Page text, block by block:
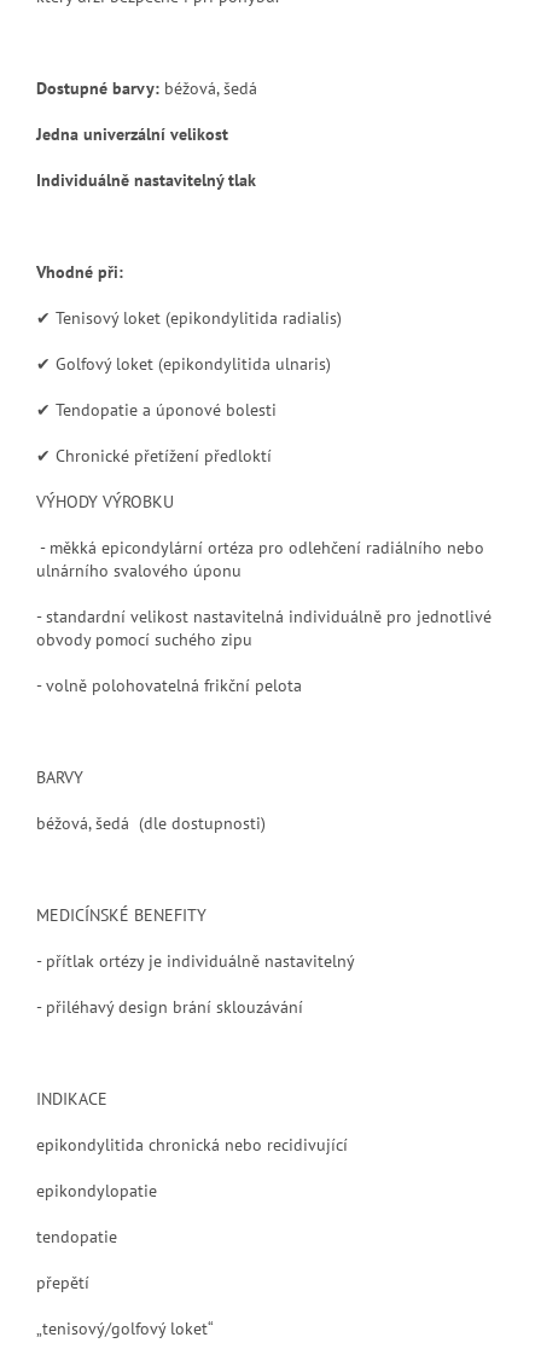
Dostupné barvy: béžová, šedá
Jedna univerzální velikost
Individuálně nastavitelný tlak
Vhodné při:
✔ Tenisový loket (epikondylitida radialis)
✔ Golfový loket (epikondylitida ulnaris)
✔ Tendopatie a úponové bolesti
✔ Chronické přetížení předloktí
VÝHODY VÝROBKU
- měkká epicondylární ortéza pro odlehčení radiálního nebo
ulnárního svalového úponu
- standardní velikost nastavitelná individuálně pro jednotlivé
obvody pomocí suchého zipu
- volně polohovatelná frikční pelota
BARVY
béžová, šedá (dle dostupnosti)
MEDICÍNSKÉ BENEFITY
- přítlak ortézy je individuálně nastavitelný
- přiléhavý design brání sklouzávání
INDIKACE
epikondylitida chronická nebo recidivující
epikondylopatie
tendopatie
přepětí
„tenisový/golfový loket“